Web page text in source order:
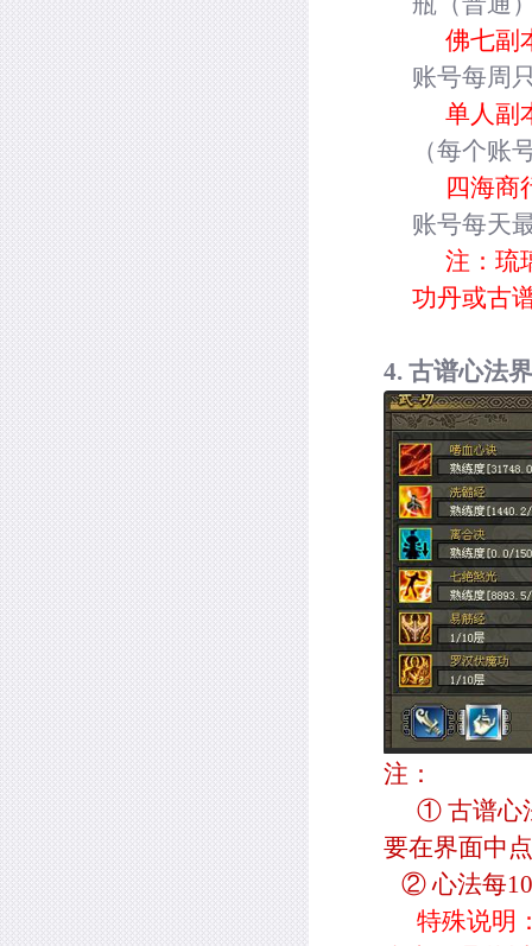
佛七副
账号每周
单人副
（每个账
四海商
账号每天
注：琉
功丹或古
4. 古谱心法
注：
① 古谱心
要在界面中
② 心法每10
特殊说明